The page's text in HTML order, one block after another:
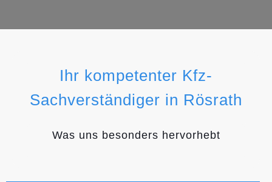
Ihr kompetenter Kfz-
Sachverständiger in Rösrath
Was uns besonders hervorhebt